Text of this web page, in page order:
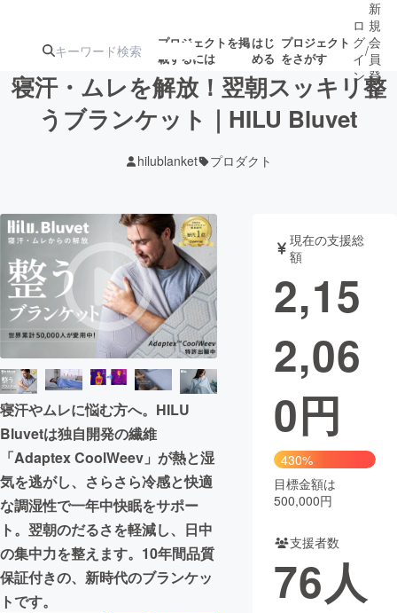
プロジェクトを掲
載するには
はじ
める
プロジェクト
をさがす
ジェクト
募集終了が近いプ
ロジェクト
アート・写真 音楽
テクノロジー・ガジェット ゲーム・サ
映像・映画
ビジネス・起業
まちづくり・地域活性化
CAMPFIRE for Social Good
CAMPFIRE Creation
CAMPFIREふるさと納税
コミュニティ
ロ
グ
イ
ン
/
新
規
会
員
登
録
寝汗・ムレを解放！翌朝スッキリ整
うブランケット｜HILU Bluvet
hilublanket プロダクト
寝汗やムレに悩む方へ。HILU
Bluvetは独自開発の繊維
「Adaptex CoolWeev」が熱と湿
気を逃がし、さらさら冷感と快適
な調湿性で一年中快眠をサポー
ト。翌朝のだるさを軽減し、日中
の集中力を整えます。10年間品質
保証付きの、新時代のブランケッ
トです。
現在の支援総
額
2,15
2,06
0円
430%
目標金額は
500,000円
支援者数
76人